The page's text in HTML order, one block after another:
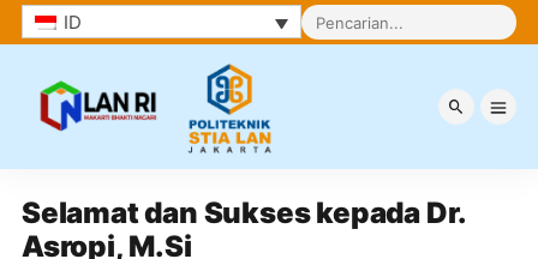
ID
Selamat dan Sukses kepada Dr.
Asropi, M.Si